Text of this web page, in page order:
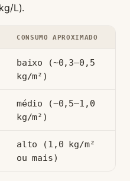
L).
CONSUMO APROXIMADO
baixo (~0,3–0,5
kg/m²)
médio (~0,5–1,0
kg/m²)
alto (1,0 kg/m²
ou mais)